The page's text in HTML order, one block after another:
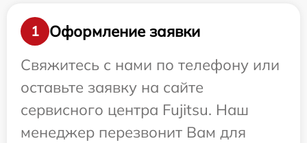
1
Оформление заявки
Свяжитесь с нами по телефону или
оставьте заявку на сайте
сервисного центра Fujitsu. Наш
менеджер перезвонит Вам для